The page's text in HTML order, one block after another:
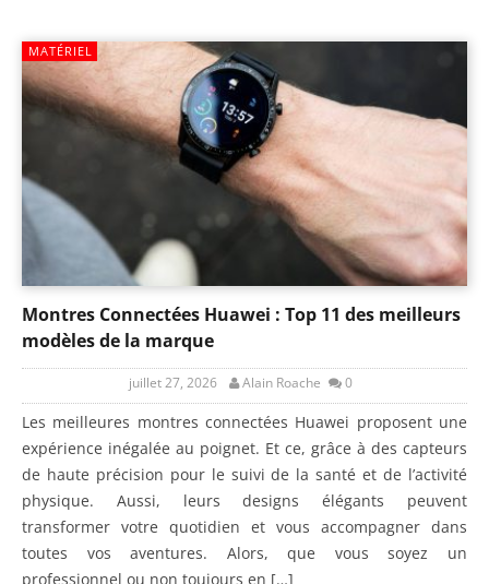
MATÉRIEL
Montres Connectées Huawei : Top 11 des meilleurs
modèles de la marque
juillet 27, 2026 Alain Roache 0
Les meilleures montres connectées Huawei proposent une
expérience inégalée au poignet. Et ce, grâce à des capteurs
de haute précision pour le suivi de la santé et de l’activité
physique. Aussi, leurs designs élégants peuvent
transformer votre quotidien et vous accompagner dans
toutes vos aventures. Alors, que vous soyez un
professionnel ou non toujours en […]